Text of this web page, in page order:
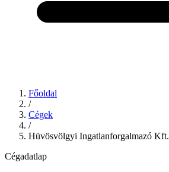
Főoldal
/
Cégek
/
Hüvösvölgyi Ingatlanforgalmazó Kft.
Cégadatlap